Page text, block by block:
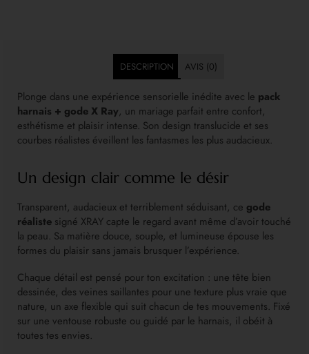
DESCRIPTION AVIS (0)
Plonge dans une expérience sensorielle inédite avec le pack
harnais + gode X Ray, un mariage parfait entre confort,
esthétisme et plaisir intense. Son design translucide et ses
courbes réalistes éveillent les fantasmes les plus audacieux.
Un design clair comme le désir
Transparent, audacieux et terriblement séduisant, ce gode
réaliste signé XRAY capte le regard avant même d’avoir touché
la peau. Sa matière douce, souple, et lumineuse épouse les
formes du plaisir sans jamais brusquer l’expérience.
Chaque détail est pensé pour ton excitation : une tête bien
dessinée, des veines saillantes pour une texture plus vraie que
nature, un axe flexible qui suit chacun de tes mouvements. Fixé
sur une ventouse robuste ou guidé par le harnais, il obéit à
toutes tes envies.